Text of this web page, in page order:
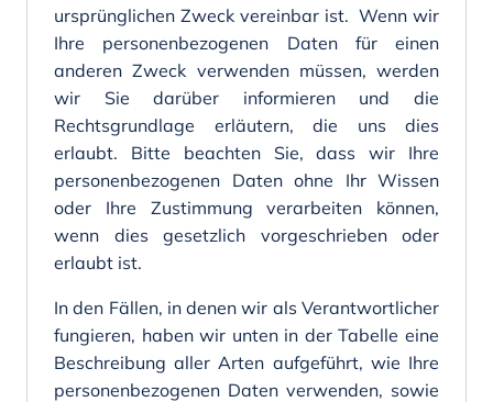
ursprünglichen Zweck vereinbar ist. Wenn wir
Ihre personenbezogenen Daten für einen
anderen Zweck verwenden müssen, werden
wir Sie darüber informieren und die
Rechtsgrundlage erläutern, die uns dies
erlaubt. Bitte beachten Sie, dass wir Ihre
personenbezogenen Daten ohne Ihr Wissen
oder Ihre Zustimmung verarbeiten können,
wenn dies gesetzlich vorgeschrieben oder
erlaubt ist.
In den Fällen, in denen wir als Verantwortlicher
fungieren, haben wir unten in der Tabelle eine
Beschreibung aller Arten aufgeführt, wie Ihre
personenbezogenen Daten verwenden, sowie